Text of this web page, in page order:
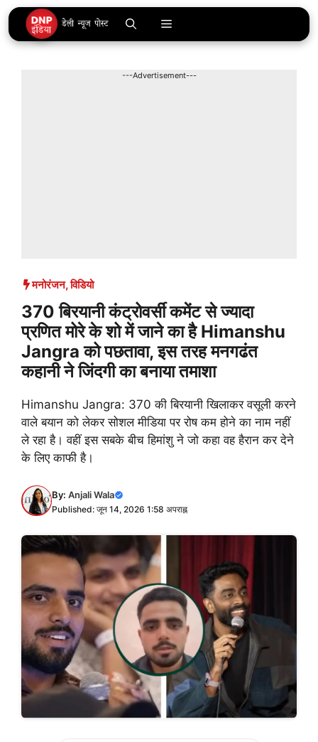
Skip
to
content
Menu
---Advertisement---
मनोरंजन,विडियो
370 बिरयानी कंट्रोवर्सी कमेंट से ज्यादा
प्रणित मोरे के शो में जाने का है Himanshu
Jangra को पछतावा, इस तरह मनगढंत
कहानी ने जिंदगी का बनाया तमाशा
Himanshu Jangra: 370 की बिरयानी खिलाकर वसूली करने
वाले बयान को लेकर सोशल मीडिया पर रोष कम होने का नाम नहीं
ले रहा है। वहीं इस सबके बीच हिमांशु ने जो कहा वह हैरान कर देने
के लिए काफी है।
By: Anjali Wala
Published: जून 14, 2026 1:58 अपराह्न